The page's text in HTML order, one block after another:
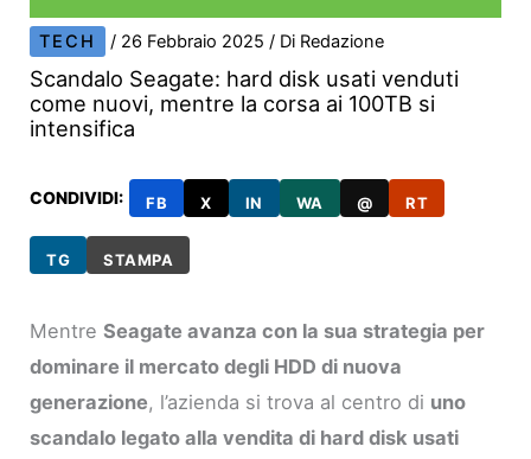
TECH / 26 Febbraio 2025 / Di Redazione
Scandalo Seagate: hard disk usati venduti
come nuovi, mentre la corsa ai 100TB si
intensifica
CONDIVIDI: FB X IN WA @ RT
TG STAMPA
MentreSeagate avanza con la sua strategia per
dominare il mercato degli HDD di nuova
generazione, l’azienda si trova al centro di uno
scandalo legato alla vendita di hard disk usati